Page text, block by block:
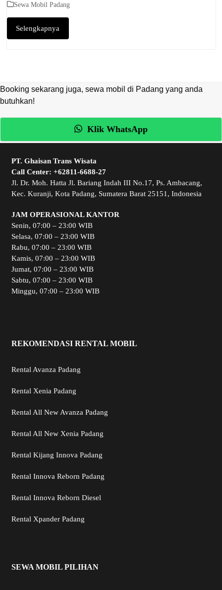
Sewa Mobil Padang
Selengkapnya
Booking sekarang juga, sewa mobil di Padang yang anda
butuhkan!
Klik WhatsApp
PT. Ghaisan Trans Wisata
Call Center: +62811-6688-27
Jl. Dr. Moh. Hatta Jl. Bariang Indah III No.17, Ps. Ambacang,
Kec. Kuranji, Kota Padang, Sumatera Barat 25151, Indonesia
JAM OPERASIONAL KANTOR
Senin, 07:00 – 23:00 WIB
Selasa, 07:00 – 23:00 WIB
Rabu, 07:00 – 23:00 WIB
Kamis, 07:00 – 23:00 WIB
Jumat, 07:00 – 23:00 WIB
Sabtu, 07:00 – 23:00 WIB
Minggu, 07:00 – 23:00 WIB
REKOMENDASI RENTAL MOBIL
Rental Avanza Padang
Rental Xenia Padang
Rental All New Avanza Padang
Rental All New Xenia Padang
Rental Kijang Innova Padang
Rental Innova Reborn Padang
Rental Innova Reborn Diesel
Rental Xpander Padang
SEWA MOBIL PILIHAN